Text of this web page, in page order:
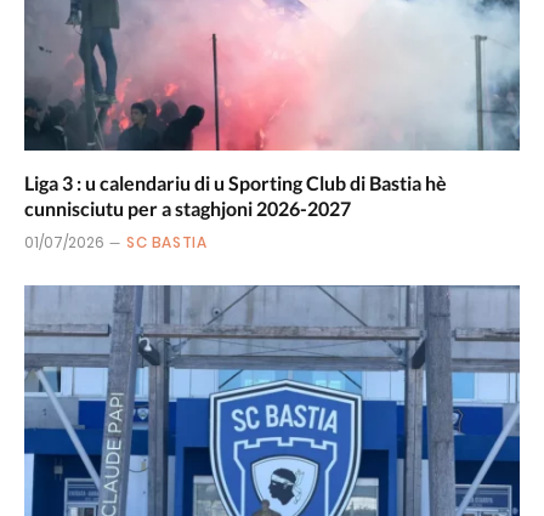
Liga 3 : u calendariu di u Sporting Club di Bastia hè
cunnisciutu per a staghjoni 2026-2027
01/07/2026 SC BASTIA